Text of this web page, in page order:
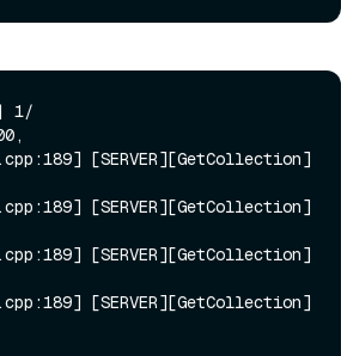
1/
[SERVER][GetCollection]
[SERVER][GetCollection]
[SERVER][GetCollection]
[SERVER][GetCollection]